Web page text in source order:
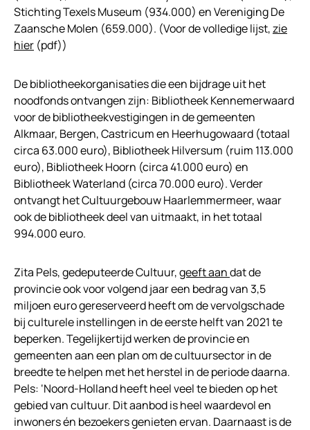
Stichting Texels Museum (934.000) en Vereniging De
Zaansche Molen (659.000). (Voor de volledige lijst,zie
hier (pdf))
De bibliotheekorganisaties die een bijdrage uit het
noodfonds ontvangen zijn: Bibliotheek Kennemerwaard
voor de bibliotheekvestigingen in de gemeenten
Alkmaar, Bergen, Castricum en Heerhugowaard (totaal
circa 63.000 euro), Bibliotheek Hilversum (ruim 113.000
euro), Bibliotheek Hoorn (circa 41.000 euro) en
Bibliotheek Waterland (circa 70.000 euro). Verder
ontvangt het Cultuurgebouw Haarlemmermeer, waar
ook de bibliotheek deel van uitmaakt, in het totaal
994.000 euro.
Zita Pels, gedeputeerde Cultuur,geeft aandat de
provincie ook voor volgend jaar een bedrag van 3,5
miljoen euro gereserveerd heeft om de vervolgschade
bij culturele instellingen in de eerste helft van 2021 te
beperken. Tegelijkertijd werken de provincie en
gemeenten aan een plan om de cultuursector in de
breedte te helpen met het herstel in de periode daarna.
Pels: ‘Noord-Holland heeft heel veel te bieden op het
gebied van cultuur. Dit aanbod is heel waardevol en
inwoners én bezoekers genieten ervan. Daarnaast is de